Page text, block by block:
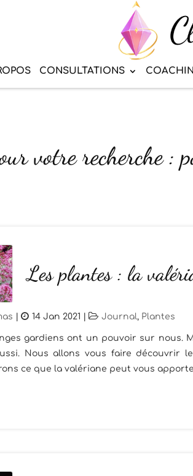
CONSULTATIONS
votre recherche :
Les plantes : la
14 Jan 2021 Journal, Plantes
gardiens ont un pouvoir sur nous.
Nous allons vous faire découvrir
ce que la valériane peut vous